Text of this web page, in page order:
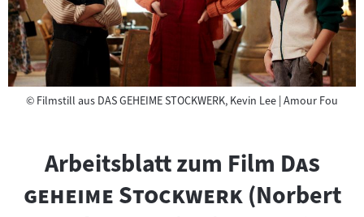
©Copyright
Filmstill aus DAS GEHEIME STOCKWERK, Kevin Lee | Amour Fou
Arbeitsblatt zum Film "
Das
geheime Stockwerk"
(Norbert